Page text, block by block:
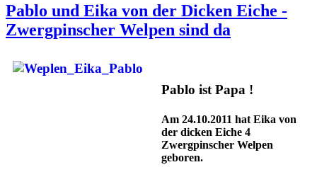
Pablo und Eika von der Dicken Eiche -
Zwergpinscher Welpen sind da
Pablo ist Papa !
Am 24.10.2011 hat Eika von
der dicken Eiche 4
Zwergpinscher Welpen
geboren.